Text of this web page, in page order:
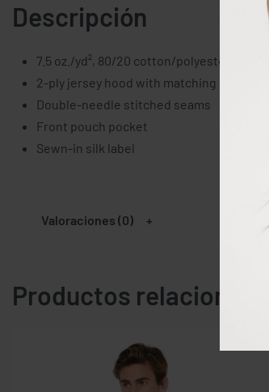
Descripción
7.5 oz./yd², 80/20 cotton/polyester
2-ply jersey hood with matching drawcord
Double-needle stitched seams
Front pouch pocket
Sewn-in silk label
Valoraciones (0)
Productos relacionados